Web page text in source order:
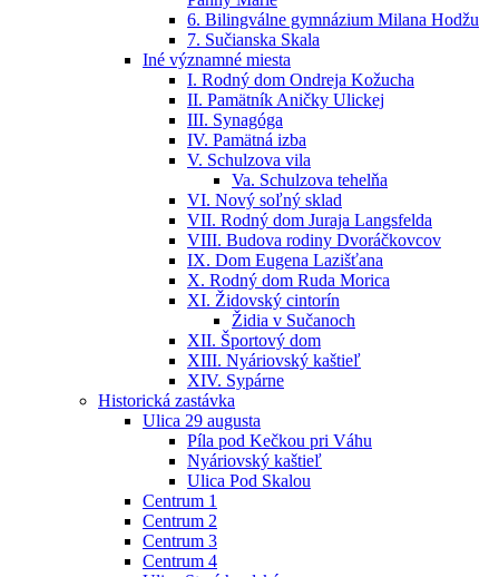
6. Bilingválne gymnázium Milana Hodžu
7. Sučianska Skala
Iné významné miesta
I. Rodný dom Ondreja Kožucha
II. Pamätník Aničky Ulickej
III. Synagóga
IV. Pamätná izba
V. Schulzova vila
Va. Schulzova tehelňa
VI. Nový soľný sklad
VII. Rodný dom Juraja Langsfelda
VIII. Budova rodiny Dvoráčkovcov
IX. Dom Eugena Lazišťana
X. Rodný dom Ruda Morica
XI. Židovský cintorín
Židia v Sučanoch
XII. Športový dom
XIII. Nyáriovský kaštieľ
XIV. Sypárne
Historická zastávka
Ulica 29 augusta
Píla pod Kečkou pri Váhu
Nyáriovský kaštieľ
Ulica Pod Skalou
Centrum 1
Centrum 2
Centrum 3
Centrum 4